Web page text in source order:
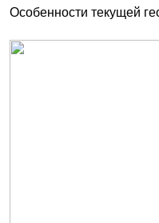
Особенности текущей